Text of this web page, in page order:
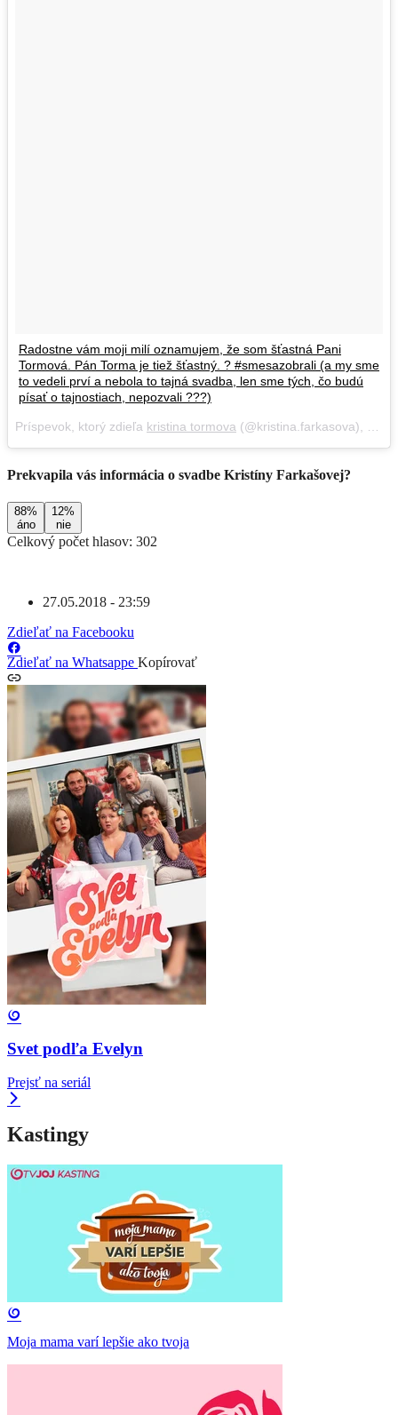
Radostne vám moji milí oznamujem, že som šťastná Pani
Tormová. Pán Torma je tiež šťastný. ? #smesazobrali (a my sme
to vedeli prví a nebola to tajná svadba, len sme tých, čo budú
písať o tajnostiach, nepozvali ???)
Príspevok, ktorý zdieľa kristina tormova (@kristina.farkasova), 28
Prekvapila vás informácia o svadbe Kristíny Farkašovej?
88%
áno
12%
nie
Celkový počet hlasov: 302
27.05.2018 - 23:59
Zdieľať na Facebooku
Zdieľať na Whatsappe Kopírovať
Svet podľa Evelyn
Prejsť na seriál
Kastingy
Moja mama varí lepšie ako tvoja